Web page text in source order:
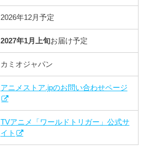
2026年12月予定
2027年1月上旬お届け予定
カミオジャパン
アニメストア.jpのお問い合わせページ
TVアニメ「ワールドトリガー」公式サ
イト